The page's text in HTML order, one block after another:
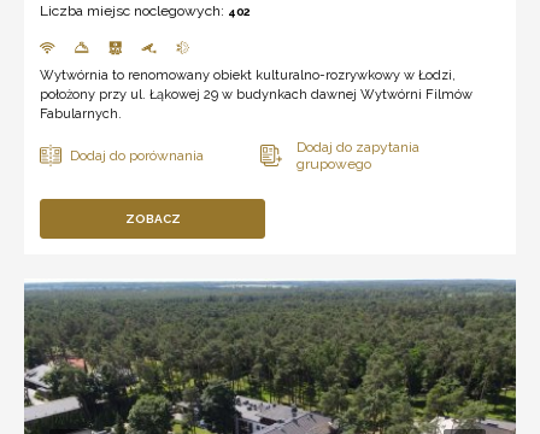
Liczba miejsc noclegowych: 402
Wytwórnia to renomowany obiekt kulturalno-rozrywkowy w Łodzi,
położony przy ul. Łąkowej 29 w budynkach dawnej Wytwórni Filmów
Fabularnych.
ZOBACZ